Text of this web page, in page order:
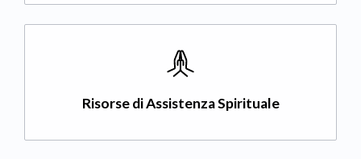
Risorse di Assistenza Spirituale